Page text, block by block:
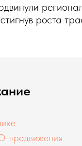
роста
продвижения